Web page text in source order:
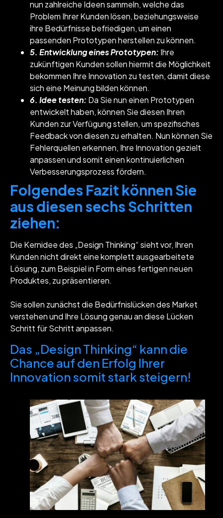
nun zahlreiche Ideen sammeln, welche das
Problem Ihrer Kunden lösen, beziehungsweise
ihre Bedürfnisse befriedigen, um einen
passenden Prototypen herstellen zu können.
5. Entwicklung eines Prototypen: Ihre
zukünftigen Kunden sollen hiermit die Möglichkeit
bekommen Ihre Innovation zu testen, damit diese
sich eine Meinung bilden können.
6. Idee testen: Da Sie nun einen Prototypen
entwickelt haben, können Sie diesen Ihren
Kunden zur Verfügung stellen, um spezifisches
Feedback von diesen zu erhalten. Nun können Sie
Fehlerquellen erkennen, Ihre Innovation gezielt
anpassen und somit einen kontinuierlichen
Verbesserungsprozess fördern.
Folgendes Fazit können Sie
aus diesen sechs Schritten
ziehen:
Die Kernidee des „Design Thinking“ sieht vor, Ihren
Kunden nicht direkt eine komplett ausgearbeitete
Lösung, zum Beispiel in Form eines fertigen neuen
Produktes, zu präsentieren.
Sie sollen zunächst die Bedürfnislücken des Market
verstehen und Ihre Lösung genau an diese Lücken
Schritt für Schritt anpassen.
Das „Design Thinking“ kann die
Chance auf den Erfolg Ihrer
Innovation somit stark steigern!